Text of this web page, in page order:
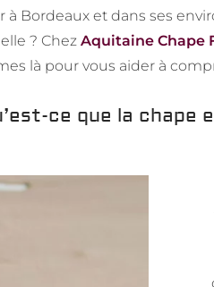
Bordeaux et dans ses
? Chez Aquitaine Chape
là pour vous aider à
ce que la chape